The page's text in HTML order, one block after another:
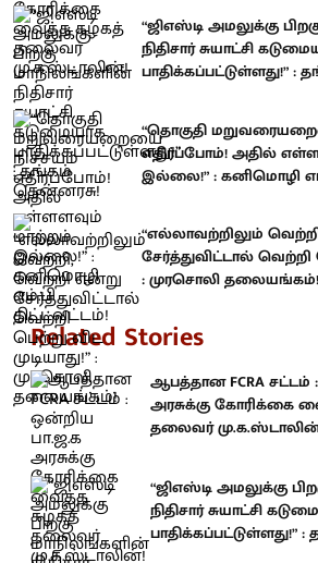
“ஜிஎஸ்டி அமலுக்கு
நிதிசார் சுயாட்சி
பாதிக்கப்பட்டுள்ளது!” :
“தொகுதி
எதிர்ப்போம்! அதில்
இல்லை!” : கனிமொழி
“எல்லாவற்றிலும்
சேர்த்துவிட்டால் வெற்றி
: முரசொலி தலையங்கம்!
Related Stories
ஆபத்தான FCRA சட்டம்
அரசுக்கு கோரிக்கை
தலைவர்
“ஜிஎஸ்டி அமலுக்கு
நிதிசார் சுயாட்சி
பாதிக்கப்பட்டுள்ளது!”